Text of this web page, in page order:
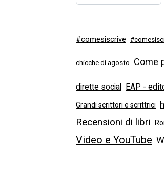
#comesiscrive
chicche di agosto Come
dirette social EAP -
Grandi scrittori e scrittrici
Recensioni di libri
Video e YouTube